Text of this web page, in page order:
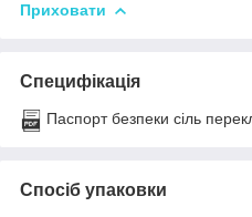
Приховати
Специфікація
Паспорт безпеки сіль
Спосіб упаковки